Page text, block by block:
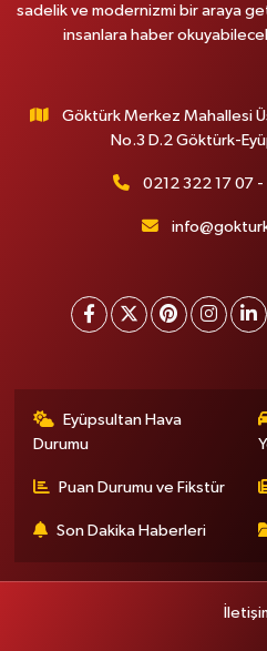
sadelik ve modernizmi bir araya
insanlara haber
Göktürk Merkez Mahallesi
No.3 D.2 Göktürk-
0212 322 17 07
Eyüpsultan Hava
Durumu
Puan Durumu ve Fikstür
Son Dakika Haberleri